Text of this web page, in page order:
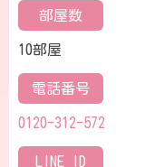
部屋数
10部屋
電話番号
0120-312-572
LINE ID